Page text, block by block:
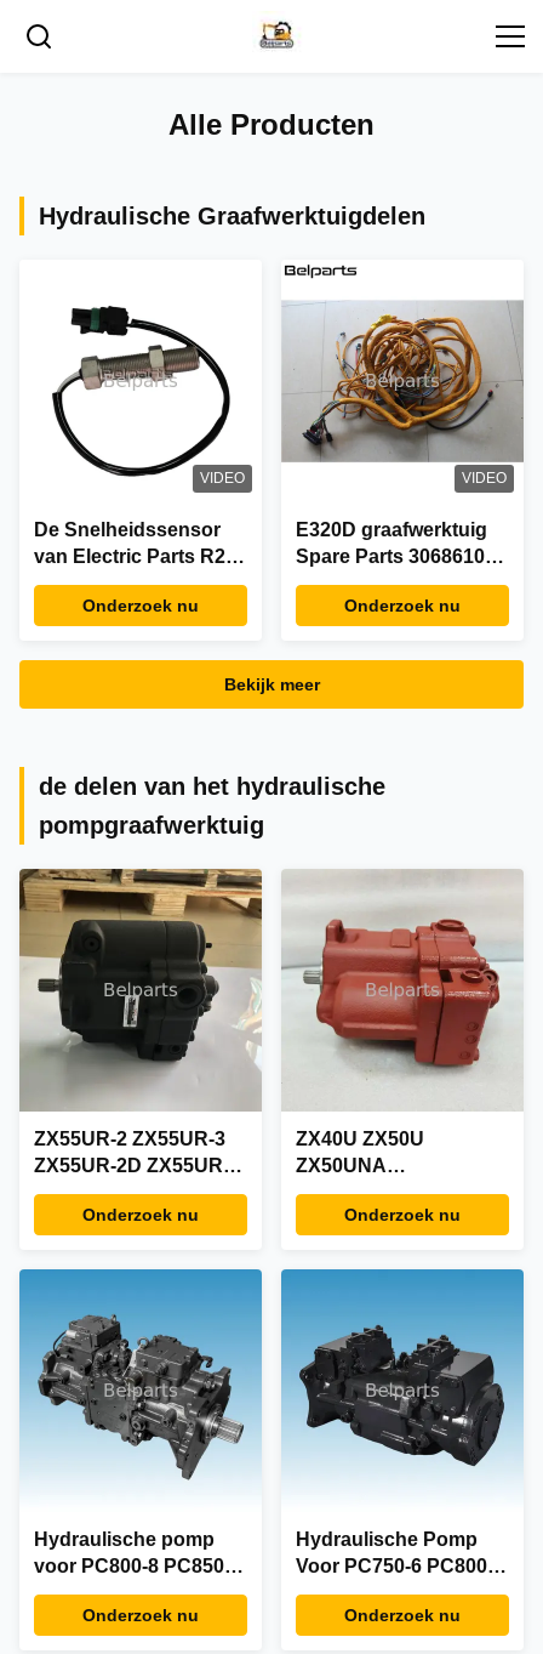
Alle Producten
Hydraulische Graafwerktuigdelen
VIDEO
De Snelheidssensor
van Electric Parts R200
21Q6-15800 21E3-0042
van hetOnderzoek nu
VIDEO
E320D graafwerktuig
Spare Parts 3068610
Automobieldraaduitrusting
Onderzoek nu
Bekijk meer
de delen van het hydraulische
pompgraafwerktuig
ZX55UR-2 ZX55UR-3
ZX55UR-2D ZX55UR-
2U Hydraulische Pomp
voor Hitachi
Onderdelen 4621412
Hoofdpistonpomp
Onderzoek nu
ZX40U ZX50U
ZX50UNA
Hydraulische Pomp
voor Hitachi Minigraver
Nachi PVK-2B-505-N-
Zuigerpomp
Onderzoek nu
Hydraulische pomp
voor PC800-8 PC850-8
PC800LC-8R PC850-
8R PC800SE-8
Onderzoek nu
Hydraulische Pomp
Voor PC750-6 PC800-6
PC750LC-6PC750SE-6
PC800SE-6 KOMATSU
Onderzoek nu